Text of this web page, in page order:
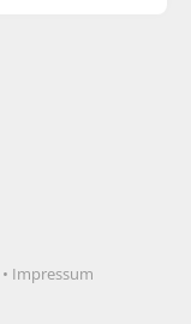
• Impressum